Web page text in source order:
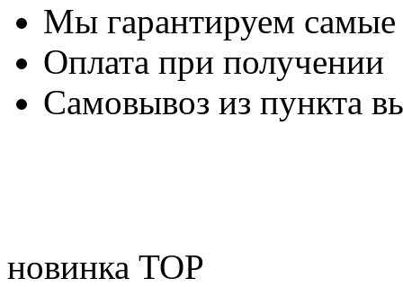
Мы гарантируем
Оплата при получении
Самовывоз из пункта
новинка TOP